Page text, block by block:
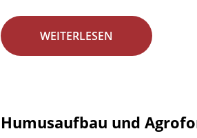
WEITERLESEN
Humusaufbau und